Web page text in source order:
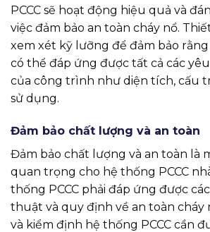
PCCC sẽ hoạt động hiệu quả và
việc đảm bảo an toàn cháy nổ.
xem xét kỹ lưỡng để đảm bảo rằng
có thể đáp ứng được tất cả các
của công trình như diện tích, cấu
sử dụng.
Đảm bảo chất lượng và an toàn
Đảm bảo chất lượng và an toàn là
quan trọng cho hệ thống PCCC
thống PCCC phải đáp ứng được
thuật và quy định về an toàn cháy
và kiểm định hệ thống PCCC cần